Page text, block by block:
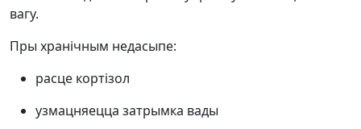
вагу.
Пры хранічным недасыпе:
расце кортізол
узмацняецца затрымка вады